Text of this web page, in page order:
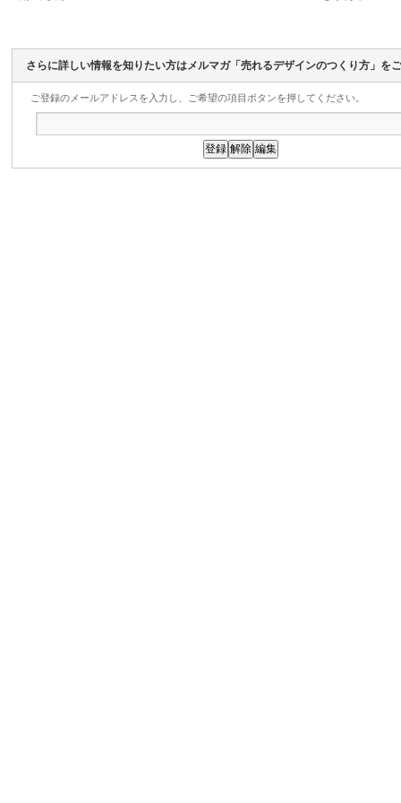
さらに詳しい情報を知りたい方はメルマガ「売れるデザインのつくり方」を
ご登録のメールアドレスを入力し、ご希望の項目ボタンを押してください。